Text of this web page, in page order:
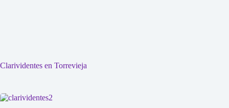
Clarividentes en Torrevieja